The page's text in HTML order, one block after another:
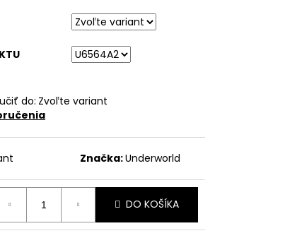
do: Zvoľte variant
Značka:Underworld
DO KOŠÍKA